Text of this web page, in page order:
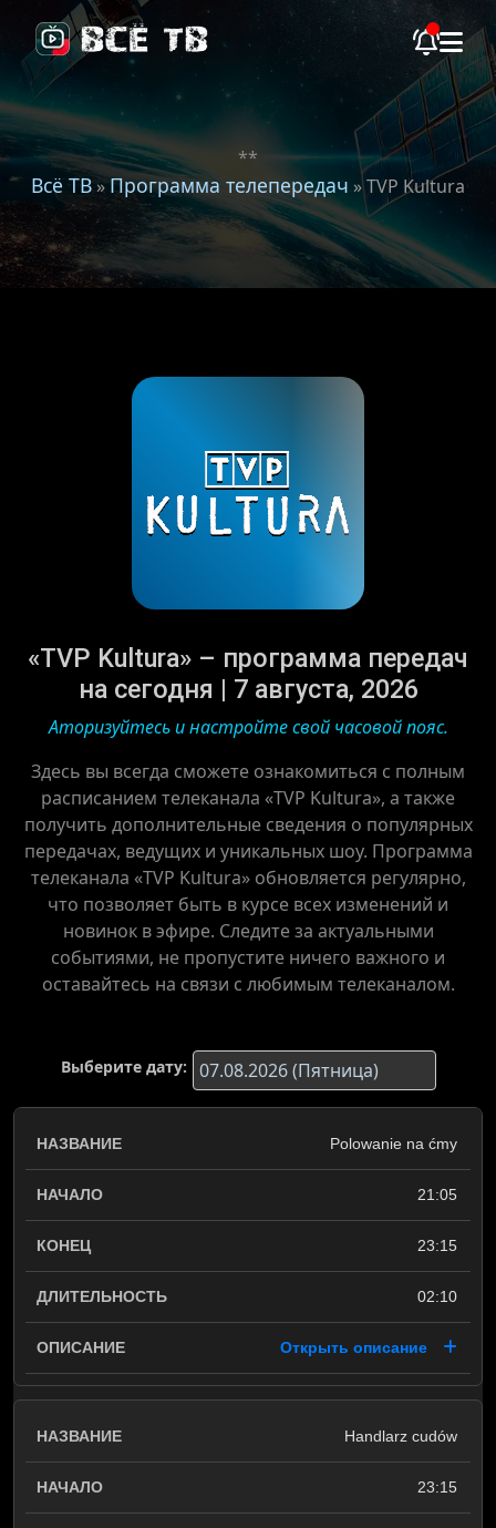
**
Всё ТВ»Программа телепередач » TVP Kultura
«TVP Kultura» – программа передач
на сегодня | 7 августа, 2026
Аторизуйтесь и настройте свой часовой пояс.
Здесь вы всегда сможете ознакомиться с полным
расписанием телеканала «TVP Kultura», а также
получить дополнительные сведения о популярных
передачах, ведущих и уникальных шоу. Программа
телеканала «TVP Kultura» обновляется регулярно,
что позволяет быть в курсе всех изменений и
новинок в эфире. Следите за актуальными
событиями, не пропустите ничего важного и
оставайтесь на связи с любимым телеканалом.
Выберите дату:
Polowanie na ćmy
21:05
23:15
02:10
Открыть описание
Handlarz cudów
23:15